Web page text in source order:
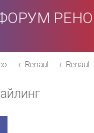
РЕНО
Список форумов Renault Fluence Renault Fluence